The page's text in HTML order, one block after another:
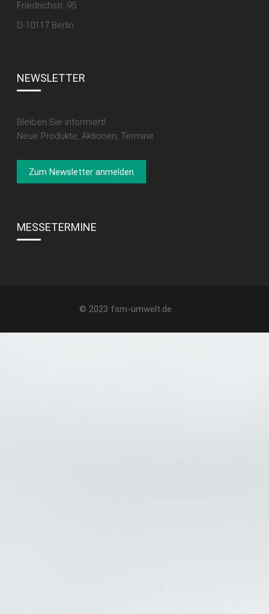
Friedrichstr. 95
D-10117 Berlin
NEWSLETTER
Bleiben Sie informiert!
Neue Produkte, Aktionen, Termine
MESSETERMINE
© 2023 fsm-umwelt.de